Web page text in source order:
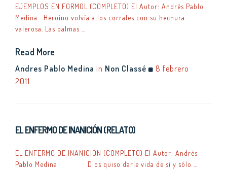
EJEMPLOS EN FORMOL (COMPLETO) El Autor: Andrés Pablo
Medina Heroíno volvía a los corrales con su hechura
valerosa. Las palmas …
Read More
Andres Pablo Medina in Non Classé
8 febrero
2011
EL ENFERMO DE INANICIÓN (RELATO)
EL ENFERMO DE INANICIÓN (COMPLETO) El Autor: Andrés
Pablo Medina Dios quiso darle vida de sí y sólo …